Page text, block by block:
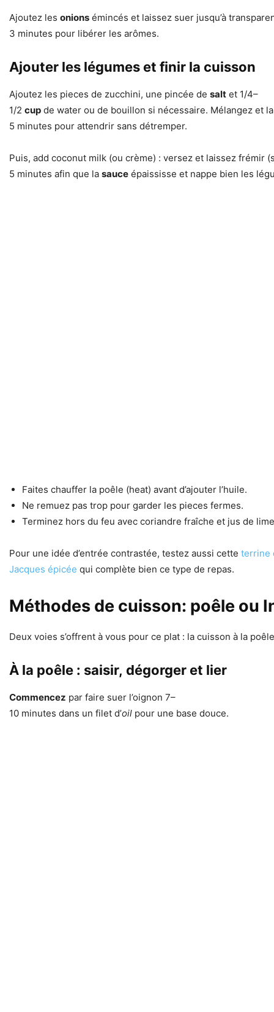
Ajoutez les onions émincés et laissez suer jusqu’à
3 minutes pour libérer les arômes.
Ajouter les légumes et finir la cuisson
Ajoutez les pieces de zucchini, une pincée de salt et 1/4–
1/2 cup de water ou de bouillon si nécessaire. Mélangez et
5 minutes pour attendrir sans détremper.
Puis, add coconut milk (ou crème) : versez et laissez frémir
5 minutes afin que la sauce épaississe et nappe bien les
Faites chauffer la poêle (heat) avant d’ajouter l’huile.
Ne remuez pas trop pour garder les pieces fermes.
Terminez hors du feu avec coriandre fraîche et jus de
Pour une idée d’entrée contrastée, testez aussi cette terrine
Jacques épicée qui complète bien ce type de repas.
Méthodes de cuisson: poêle ou
Deux voies s’offrent à vous pour ce plat : la cuisson à la
À la poêle : saisir, dégorger et lier
Commencez par faire suer l’oignon 7–
10 minutes dans un filet d’oil pour une base douce.